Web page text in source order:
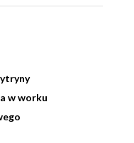
w worku